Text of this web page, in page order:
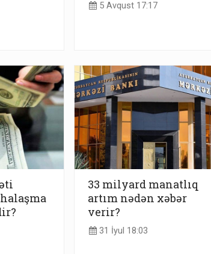
5 Avqust 17:17
33 milyard manatlıq
artım nədən xəbər
verir?
31 İyul 18:03